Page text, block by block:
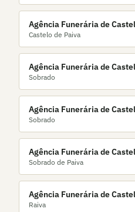
Agência Funerária de
Joaquim Moreira & Filhas,
Castelo de Paiva
Agência Funerária de
Joaquim Moreira & Filhos,
Sobrado
Agência Funerária de
Joaquim Moreira de Almeida
Sobrado
Agência Funerária de
Joaquim Moreira, Lda.
Sobrado de Paiva
Agência Funerária de
Joaquim Teixeira, Lda.
Raiva